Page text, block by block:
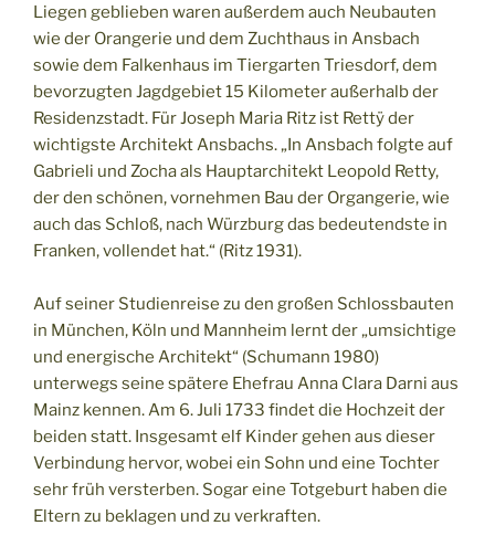
Liegen geblieben waren außerdem auch Neubauten
wie der Orangerie und dem Zuchthaus in Ansbach
sowie dem Falkenhaus im Tiergarten Triesdorf, dem
bevorzugten Jagdgebiet 15 Kilometer außerhalb der
Residenzstadt. Für Joseph Maria Ritz ist Rettÿ der
wichtigste Architekt Ansbachs. „In Ansbach folgte auf
Gabrieli und Zocha als Hauptarchitekt Leopold Retty,
der den schönen, vornehmen Bau der Organgerie, wie
auch das Schloß, nach Würzburg das bedeutendste in
Franken, vollendet hat.“ (Ritz 1931).
Auf seiner Studienreise zu den großen Schlossbauten
in München, Köln und Mannheim lernt der „umsichtige
und energische Architekt“ (Schumann 1980)
unterwegs seine spätere Ehefrau Anna Clara Darni aus
Mainz kennen. Am 6. Juli 1733 findet die Hochzeit der
beiden statt. Insgesamt elf Kinder gehen aus dieser
Verbindung hervor, wobei ein Sohn und eine Tochter
sehr früh versterben. Sogar eine Totgeburt haben die
Eltern zu beklagen und zu verkraften.